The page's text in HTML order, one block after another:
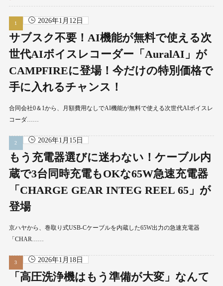
2026年1月12日
サブスク不要！AI機能が無料で使える次
世代AIボイスレコーダー「AuralAI」が
CAMPFIREに登場！今だけの特別価格で
手に入れるチャンス！
合同会社0＆1から、月額費用なしでAI機能が無料で使える次世代AIボイスレ
コーダ……
2026年1月15日
もう充電器選びに迷わない！ケーブル内
蔵で3台同時充電もOKな65W急速充電器
「CHARGE GEAR INTEG REEL 65」が
登場
京ハヤから、巻取り式USB-Cケーブルを内蔵した65W出力の急速充電器
「CHAR……
2026年1月18日
「高圧洗浄機はもう準備が大変」なんて